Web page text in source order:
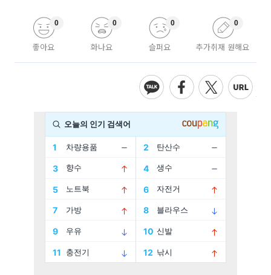
좋아요
0
화나요
0
슬퍼요
0
추가취재 원해요
0